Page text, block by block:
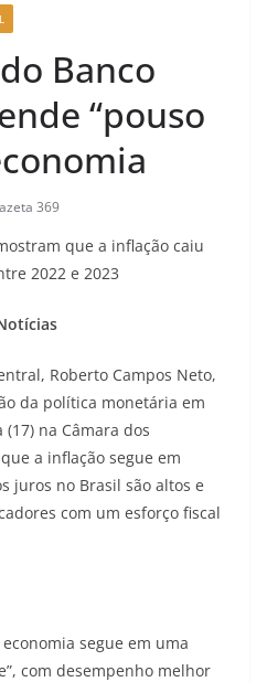
Banco
“pouso
369
que a inflação caiu
2022 e 2023
Roberto Campos Neto,
da política monetária em
na Câmara dos
a inflação segue em
juros no Brasil são altos e
com um esforço fiscal
segue em uma
com desempenho melhor